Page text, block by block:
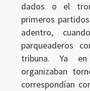
dados o el
primeros
adentro,
parqueaderos
tribuna. Ya
organizaban
correspondían
Ingresar